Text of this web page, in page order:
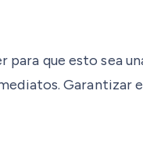
que esto sea
Garantizar